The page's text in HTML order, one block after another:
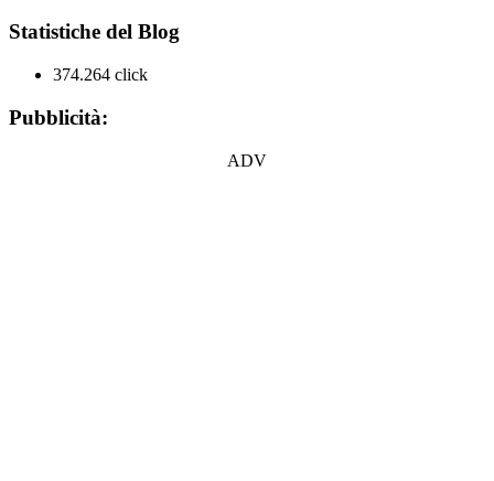
Statistiche del Blog
374.264 click
Pubblicità:
ADV